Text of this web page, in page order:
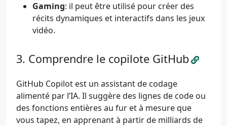
Gaming: il peut être utilisé pour créer des
récits dynamiques et interactifs dans les jeux
vidéo.
Comprendre le copilote GitHub
GitHub Copilot est un assistant de codage
alimenté par l’IA. Il suggère des lignes de code ou
des fonctions entières au fur et à mesure que
vous tapez, en apprenant à partir de milliards de